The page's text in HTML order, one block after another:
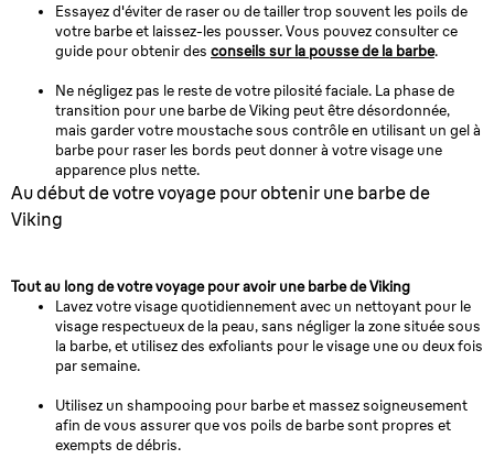
Essayez d'éviter de raser ou de tailler trop souvent les poils de
votre barbe et laissez-les pousser. Vous pouvez consulter ce
guide pour obtenir des conseils sur la pousse de la barbe.
Ne négligez pas le reste de votre pilosité faciale. La phase de
transition pour une barbe de Viking peut être désordonnée,
mais garder votre moustache sous contrôle en utilisant un gel à
barbe pour raser les bords peut donner à votre visage une
apparence plus nette.
Au début de votre voyage pour obtenir une barbe de
Viking
Tout au long de votre voyage pour avoir une barbe de Viking
Lavez votre visage quotidiennement avec un nettoyant pour le
visage respectueux de la peau, sans négliger la zone située sous
la barbe, et utilisez des exfoliants pour le visage une ou deux fois
par semaine.
Utilisez un shampooing pour barbe et massez soigneusement
afin de vous assurer que vos poils de barbe sont propres et
exempts de débris.